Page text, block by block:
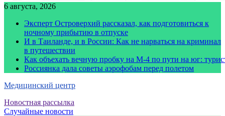
6 августа, 2026
Эксперт Островерхий рассказал, как подготовиться к
ночному прибытию в отпуске
И в Таиланде, и в России: Как не нарваться на криминал
в путешествии
Как объехать вечную пробку на М-4 по пути на юг:
Россиянка дала советы аэрофобам перед полетом
Медицинский центр
Новостная рассылка
Случайные новости